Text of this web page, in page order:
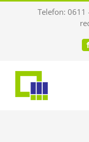
Telefon: 0611